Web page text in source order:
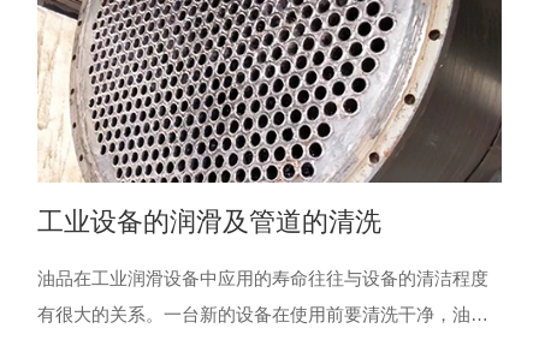
工业设备的润滑及管道的清洗
油品在工业润滑设备中应用的寿命往往与设备的清洁程度
有很大的关系。一台新的设备在使用前要清洗干净，油品